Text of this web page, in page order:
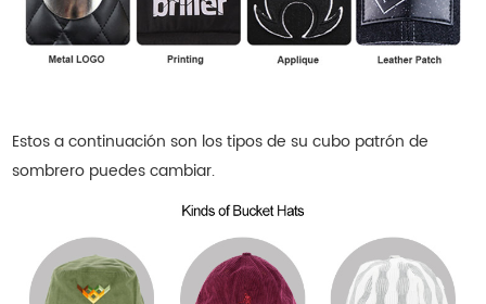
Estos a continuación son los tipos de su cubo patrón de
sombrero puedes cambiar.